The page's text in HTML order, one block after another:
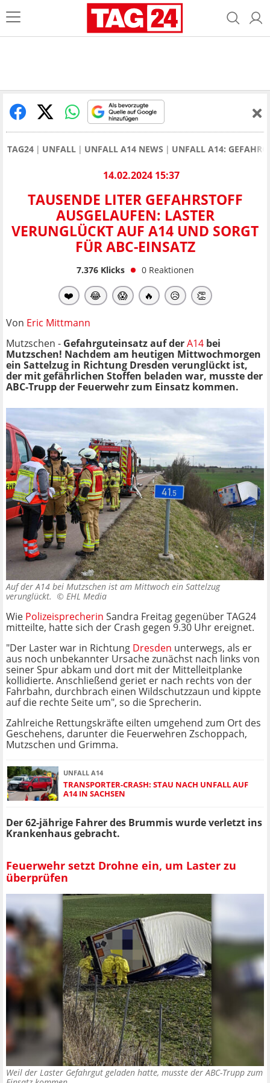
TAG24 UNFALL UNFALL A14 NEWS UNFALL A14:
14.02.2024 15:37
TAUSENDE LITER GEFAHRSTOFF
AUSGELAUFEN: LASTER
VERUNGLÜCKT AUF A14 UND SORGT
FÜR ABC-EINSATZ
7.376Klicks 0 Reaktionen
❤️ 😂 😱 🔥 😥 👏
Von Eric Mittmann
Mutzschen - Gefahrguteinsatz auf derA14 bei
Mutzschen! Nachdem am heutigen Mittwochmorgen
ein Sattelzug in Richtung Dresden verunglückt ist,
der mit gefährlichen Stoffen beladen war, musste der
ABC-Trupp der Feuerwehr zum Einsatz kommen.
Auf der A14 bei Mutzschen ist am Mittwoch ein Sattelzug
verunglückt. © EHL Media
Wie Polizeisprecherin Sandra Freitag gegenüber TAG24
mitteilte, hatte sich der Crash gegen 9.30 Uhr ereignet.
"Der Laster war in Richtung Dresden unterwegs, als er
aus noch unbekannter Ursache zunächst nach links von
seiner Spur abkam und dort mit der Mittelleitplanke
kollidierte. Anschließend geriet er nach rechts von der
Fahrbahn, durchbrach einen Wildschutzzaun und kippte
auf die rechte Seite um", so die Sprecherin.
Zahlreiche Rettungskräfte eilten umgehend zum Ort des
Geschehens, darunter die Feuerwehren Zschoppach,
Mutzschen und Grimma.
UNFALL A14
TRANSPORTER-CRASH: STAU NACH UNFALL AUF
A14 IN SACHSEN
Der 62-jährige Fahrer des Brummis wurde verletzt ins
Krankenhaus gebracht.
Feuerwehr setzt Drohne ein, um Laster zu
überprüfen
Weil der Laster Gefahrgut geladen hatte, musste der ABC-Trupp zum